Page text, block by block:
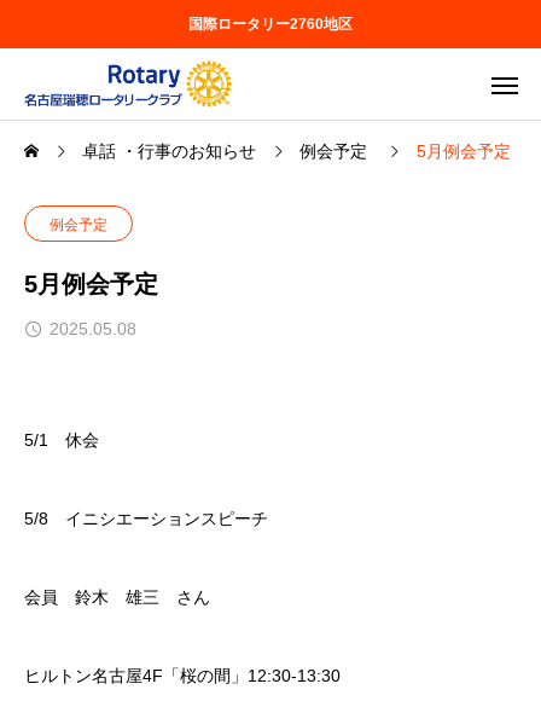
国際ロータリー2760地区
卓話 ・行事のお知らせ 例会予定 5月例会予定
例会予定
5月例会予定
2025.05.08
5/1 休会
5/8 イニシエーションスピーチ
会員 鈴木 雄三 さん
ヒルトン名古屋4F 「桜の間」 12:30-13:30